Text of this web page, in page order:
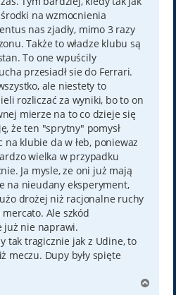
na wzmocnienia
nas zjadły, mimo 3 razy
Także to władze klubu są
To one wpuścily
przesiadł sie do Ferrari.
ale niestety to
rozliczać za wyniki, bo to on
mierze na to co dzieje się
że ten "sprytny" pomysł
na klubie da w łeb, poniewaz
wielka w przypadku
Ja mysle, ze oni już mają
na nieudany eksperyment,
drożej niż racjonalne ruchy
Ale szkód
już nie naprawi.
tak tragicznie jak z Udine, to
meczu. Dupy były spięte